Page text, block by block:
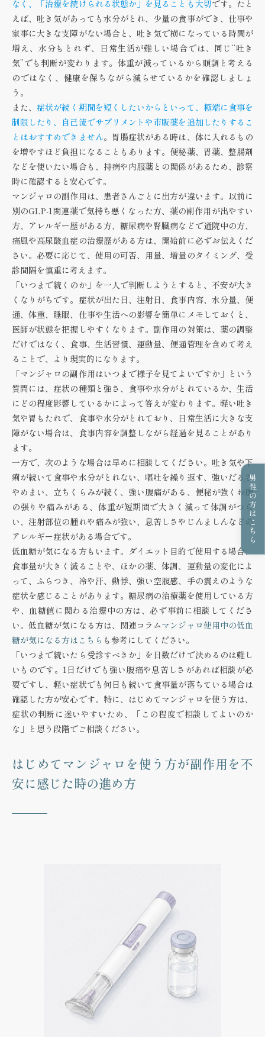
なく、「治療を続けられる状態か」を見ることも大切です。たと
えば、吐き気があっても水分がとれ、少量の食事ができ、仕事や
家事に大きな支障がない場合と、吐き気で横になっている時間が
増え、水分もとれず、日常生活が難しい場合では、同じ“吐き
気”でも判断が変わります。体重が減っているから順調と考える
のではなく、健康を保ちながら減らせているかを確認しましょ
う。
また、 症状が続く期間を短くしたいからといって、極端に食事を
制限したり、自己流でサプリメントや市販薬を追加したりするこ
とはおすすめできません。胃腸症状がある時は、体に入れるもの
を増やすほど負担になることもあります。便秘薬、胃薬、整腸剤
などを使いたい場合も、持病や内服薬との関係があるため、診察
時に確認すると安心です。
マンジャロの副作用は、患者さんごとに出方が違います。以前に
別のGLP-1関連薬で気持ち悪くなった方、薬の副作用が出やすい
方、アレルギー歴がある方、糖尿病や腎臓病などで通院中の方、
痛風や高尿酸血症の治療歴がある方は、開始前に必ずお伝えくだ
さい。必要に応じて、使用の可否、用量、増量のタイミング、受
診間隔を慎重に考えます。
「いつまで続くのか」を一人で判断しようとすると、不安が大き
くなりがちです。症状が出た日、注射日、食事内容、水分量、便
通、体重、睡眠、仕事や生活への影響を簡単にメモしておくと、
医師が状態を把握しやすくなります。副作用の対策は、薬の調整
だけではなく、食事、生活習慣、運動量、便通管理を含めて考え
ることで、より現実的になります。
「マンジャロの副作用はいつまで様子を見てよいですか」という
質問には、症状の種類と強さ、食事や水分がとれているか、生活
にどの程度影響しているかによって答えが変わります。軽い吐き
気や胃もたれで、食事や水分がとれており、日常生活に大きな支
障がない場合は、食事内容を調整しながら経過を見ることがあり
ます。
一方で、次のような場合は早めに相談してください。吐き気や下
痢が続いて食事や水分がとれない、嘔吐を繰り返す、強いだるさ
やめまい、立ちくらみが続く、強い腹痛がある、便秘が強くお腹
の張りや痛みがある、体重が短期間で大きく減って体調がつら
い、注射部位の腫れや痛みが強い、息苦しさやじんましんなどの
アレルギー症状がある場合です。
低血糖が気になる方もいます。ダイエット目的で使用する場合、
食事量が大きく減ることや、ほかの薬、体調、運動量の変化によ
って、ふらつき、冷や汗、動悸、強い空腹感、手の震えのような
症状を感じることがあります。糖尿病の治療薬を使用している方
や、血糖値に関わる治療中の方は、必ず事前に相談してくださ
い。低血糖が気になる方は、関連コラムマンジャロ使用中の低血
糖が気になる方はこちら も参考にしてください。
「いつまで続いたら受診すべきか」を日数だけで決めるのは難し
いものです。1日だけでも強い腹痛や息苦しさがあれば相談が必
要ですし、軽い症状でも何日も続いて食事量が落ちている場合は
確認した方が安心です。特に、はじめてマンジャロを使う方は、
症状の判断に迷いやすいため、「この程度で相談してよいのか
な」と思う段階でご相談ください。
はじめてマンジャロを使う方が副作用を不
安に感じた時の進め方
男性の方はこちら